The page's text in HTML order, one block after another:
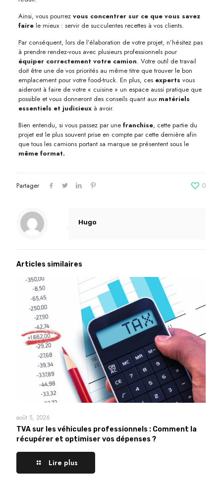
Ainsi, vous pourrez vous concentrer sur ce que vous savez
fairele mieux : servir de succulentes recettes à vos clients.
Par conséquent, lors de l’élaboration de votre projet, n’hésitez pas
à prendre rendez-vous avec plusieurs professionnels pour
équiper correctement votre camion. Votre outil de travail
doit être une de vos priorités au même titre que trouver le bon
emplacement pour votre food-truck. En plus, ces experts vous
aideront à faire de votre « cuisine » un espace aussi pratique que
possible et vous donneront des conseils quant aux matériels
essentiels et judicieuxà avoir.
Bien entendu, si vous passez par une franchise, cette partie du
projet est le plus souvent prise en compte par cette dernière afin
que tous les camions portant sa marque se présentent sous le
même format.
Partager 0
Hugo
Articles similaires
août 5, 2026
TVA sur les véhicules professionnels : Comment la
récupérer et optimiser vos dépenses ?
Lire plus